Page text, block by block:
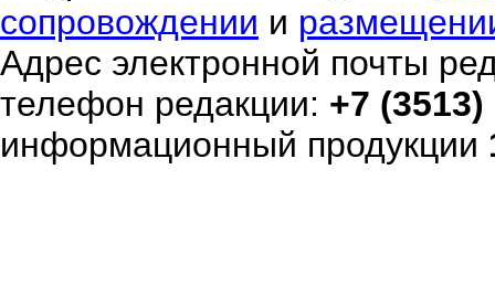
сопровождении и
Адрес электронной почты
телефон редакции: +7
информационный продукции